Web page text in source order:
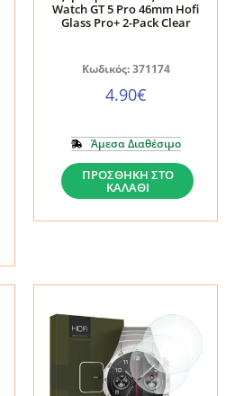
ποσότητα
Watch GT 5 Pro 46mm Hofi
Glass Pro+ 2-Pack Clear
Κωδικός: 371174
4.90€
Άμεσα Διαθέσιμο
Τζάμι
Προστασίας
Huawei
5
Pro
46mm
Hofi
ΠΡΟΣΘΉΚΗ ΣΤΟ
ΚΑΛΆΘΙ